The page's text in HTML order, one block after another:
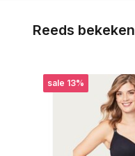
Reeds bekeken
sale 13%